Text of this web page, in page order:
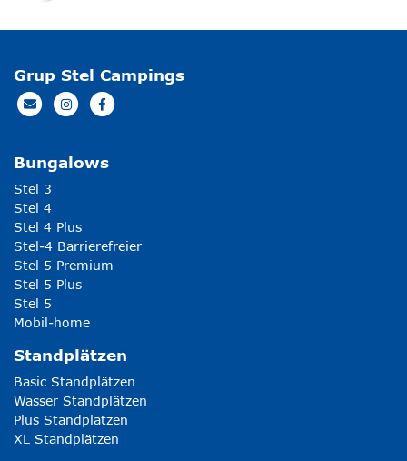
Grup Stel Campings
Bungalows
Stel 3
Stel 4
Stel 4 Plus
Stel-4 Barrierefreier
Stel 5 Premium
Stel 5 Plus
Stel 5
Mobil-home
Standplätzen
Basic Standplätzen
Wasser Standplätzen
Plus Standplätzen
XL Standplätzen